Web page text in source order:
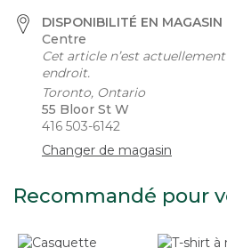
DISPONIBILITÉ EN MAGASIN
Centre
Cet article n’est
endroit.
Toronto, Ontario
55 Bloor St W
416 503-6142
Changer de magasin
Recommandé pour